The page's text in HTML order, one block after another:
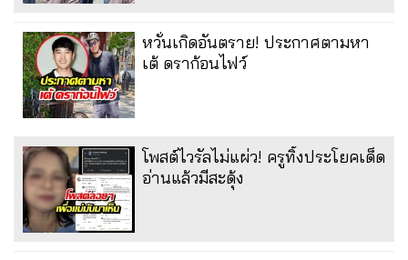
หวั่นเกิดอันตราย! ประกาศตามหา
เต้ ดราก้อนไฟว์
โพสต์ไวรัลไม่แผ่ว! ครูทิ้งประโยคเด็ด
อ่านแล้วมีสะดุ้ง